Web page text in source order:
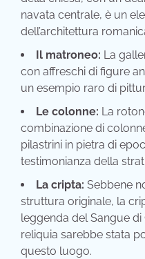
navata centrale, è un
dell’architettura
Il matroneo: La
con affreschi di figure
un esempio raro di
Le colonne: La
combinazione di
pilastrini in pietra di
testimonianza della
La cripta: Sebbene
struttura originale, la
leggenda del Sangue
reliquia sarebbe stata
questo luogo.